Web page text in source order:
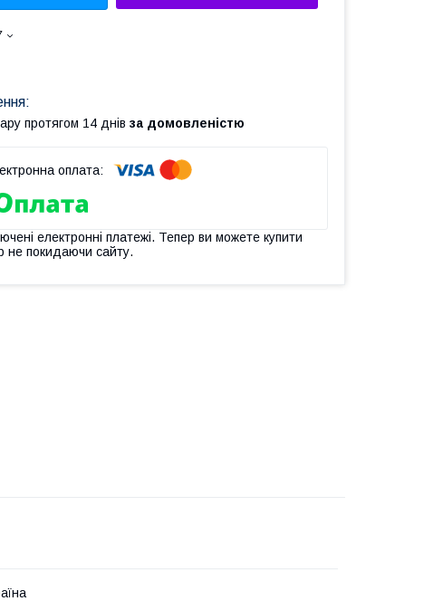
протягом 14 днів за домовленістю
електронні платежі. Тепер ви можете купити
не покидаючи сайту.